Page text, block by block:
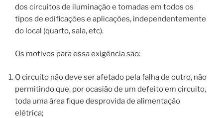
dos circuitos de iluminação e tomadas em todos os
tipos de edificações e aplicações, independentemente
do local (quarto, sala, etc).
Os motivos para essa exigência são:
O circuito não deve ser afetado pela falha de outro, não
permitindo que, por ocasião de um defeito em circuito,
toda uma área fique desprovida de alimentação
elétrica;